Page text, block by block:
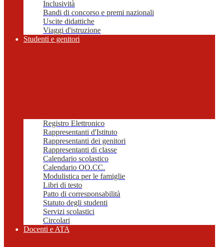
Inclusività
Bandi di concorso e premi nazionali
Uscite didattiche
Viaggi d'istruzione
Studenti e genitori
Registro Elettronico
Rappresentanti d'Istituto
Rappresentanti dei genitori
Rappresentanti di classe
Calendario scolastico
Calendario OO.CC.
Modulistica per le famiglie
Libri di testo
Patto di corresponsabilità
Statuto degli studenti
Servizi scolastici
Circolari
Docenti e ATA